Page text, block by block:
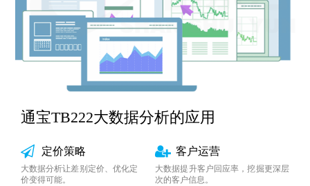
通宝TB222大数据分析的应用
定价策略
大数据分析让差别定价、优化定
价变得可能。
客户运营
大数据提升客户回应率，挖掘更深层
次的客户信息。